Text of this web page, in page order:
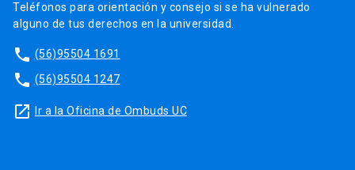
Teléfonos para orientación y consejo si se ha vulnerado
alguno de tus derechos en la universidad.
phone (56)95504 1691
phone (56)95504 1247
launch Ir a la Oficina de Ombuds UC